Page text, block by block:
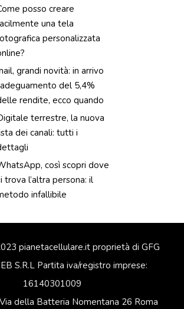
posso creare
una tela
personalizzata
grandi novità: in arrivo
del 5,4%
rendite, ecco quando
terrestre, la nuova
dei canali: tutti i
così scopri dove
trova l’altra persona: il
infallibile
pianetacellulare.it proprietà di GFG
S.R.L Partita iva/registro imprese:
16140301009
della Batteria Nomentana 26 Roma